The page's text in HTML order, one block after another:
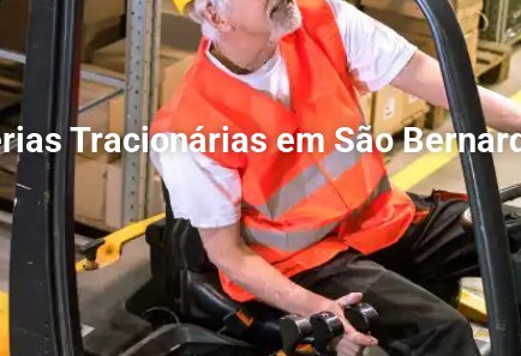
Tracionárias em São